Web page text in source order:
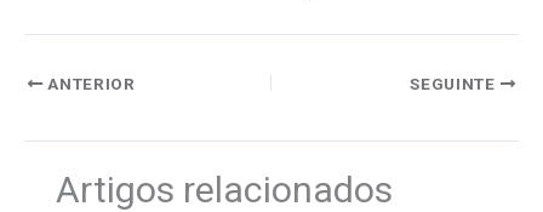
ANTERIOR SEGUINTE
Artigos relacionados